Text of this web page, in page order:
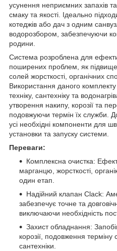
усунення неприємних запахів
смаку та якості. Ідеально
котеджів або дач з одним
водорозбором, забезпечуючи
родини.
Система розроблена для
поширених проблем, як
солей жорсткості, органічних
Використання даного
техніку, сантехніку та
утворення накипу, корозії та
подовжуючи термін їх служби.
усі необхідні компоненти для
установки та запуску системи.
Переваги:
Комплексна очистка:
марганцю, жорсткості,
один етап.
Надійний клапан Clack:
забезпечує точне та
виключаючи необхідність
Захист обладнання:
корозії, подовження терміну
сантехніки.